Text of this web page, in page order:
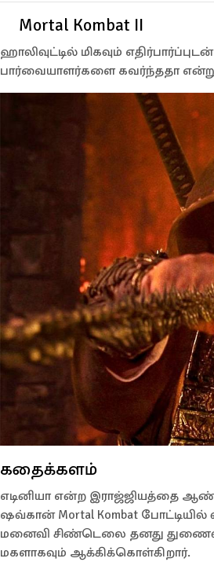
Mortal Kombat II
ஹாலிவுட்டில் மிகவும்
பார்வையாளர்களை கவர்ந்ததா
கதைக்களம்
எடினியா என்ற இராஜ்ஜியத்தை
ஷவ்கான் Mortal Kombat
மனைவி சிண்டெலை தனது
மகளாகவும் ஆக்கிக்கொள்கிறார்.